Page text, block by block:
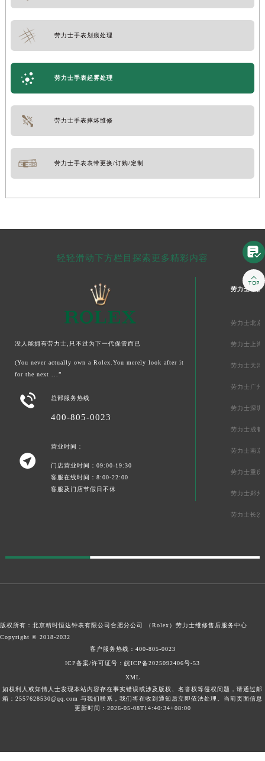
劳力士手表划痕处理
劳力士手表起雾处理
劳力士手表摔坏维修
劳力士手表表带更换/订购/定制
轻轻滑动下方栏目探索更多精彩内容
没人能拥有劳力士,只不过为下一代保管而已
(You never actually own a Rolex.You merely look after it
for the next ...”
 总部服务热线
400-805-0023

营业时间：
门店营业时间：09:00-19:30
客服在线时间：8:00-22:00
客服及门店节假日不休
劳力士中国
劳力士北京
劳力士上海
劳力士天津
劳力士广州
劳力士深圳
劳力士成都
劳力士南京
劳力士重庆
劳力士郑州
劳力士长沙
版权所有：北京精时恒达钟表有限公司合肥分公司 （Rolex） 劳力士维修售后服务中心
Copyright © 2018-2032
客户服务热线： 400-805-0023
ICP备案/许可证号：皖ICP备2025092406号-53
XML
如权利人或知情人士发现本站内容存在事实错误或涉及版权、名誉权等侵权问题，请通过邮
箱：2557628530@qq.com 与我们联系，我们将在收到通知后立即依法处理。当前页面信息
更新时间：2026-05-08T14:40:34+08:00

